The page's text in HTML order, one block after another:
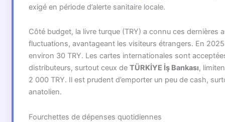
exigé en période d’alerte sanitaire locale.
Côté budget, la livre turque (TRY) a connu ces dernières
fluctuations, avantageant les visiteurs étrangers. En
environ 30 TRY. Les cartes internationales sont
distributeurs, surtout ceux de TÜRKİYE İş Bankası,
2 000 TRY. Il est prudent d’emporter un peu de cash,
anatolien.
Fourchettes de dépenses quotidiennes